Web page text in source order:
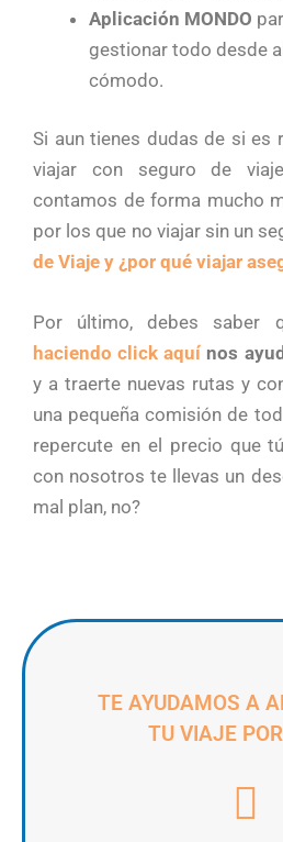
Aplicación MONDO
gestionar todo desde
cómodo.
Si aun tienes dudas de si es
viajar con seguro de
contamos de forma mucho
por los que no viajar sin un
de Viaje y ¿por qué viajar
Por último, debes saber
haciendo click aquí nos
y a traerte nuevas rutas y
una pequeña comisión de
repercute en el precio que
con nosotros te llevas un
mal plan, no?
TE AYUDAMOS A
TU VIAJE